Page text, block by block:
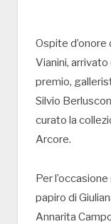
Ospite d’onore
Vianini,
premio,
Silvio
curato la
Arcore.
Per
papiro di
Annarita